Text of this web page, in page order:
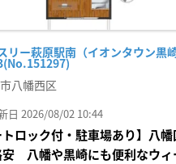
リー萩原駅南（イオンタウン黒崎
八幡西区
日 2026/08/02 10:44
トロック付・駐車場あり】八
安 八幡や黒崎にも便利なウィ